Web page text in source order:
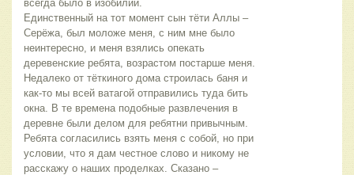
всегда было в изобилии.
Единственный на тот момент сын тёти Аллы –
Серёжа, был моложе меня, с ним мне было
неинтересно, и меня взялись опекать
деревенские ребята, возрастом постарше меня.
Недалеко от тёткиного дома строилась баня и
как-то мы всей ватагой отправились туда бить
окна. В те времена подобные развлечения в
деревне были делом для ребятни привычным.
Ребята согласились взять меня с собой, но при
условии, что я дам честное слово и никому не
расскажу о наших проделках. Сказано –